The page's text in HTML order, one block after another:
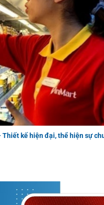
kế hiện đại, thể hiện sự